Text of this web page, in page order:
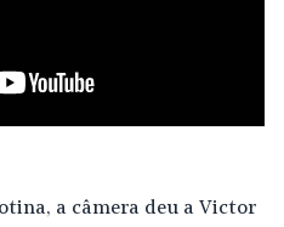
a câmera deu a Victor